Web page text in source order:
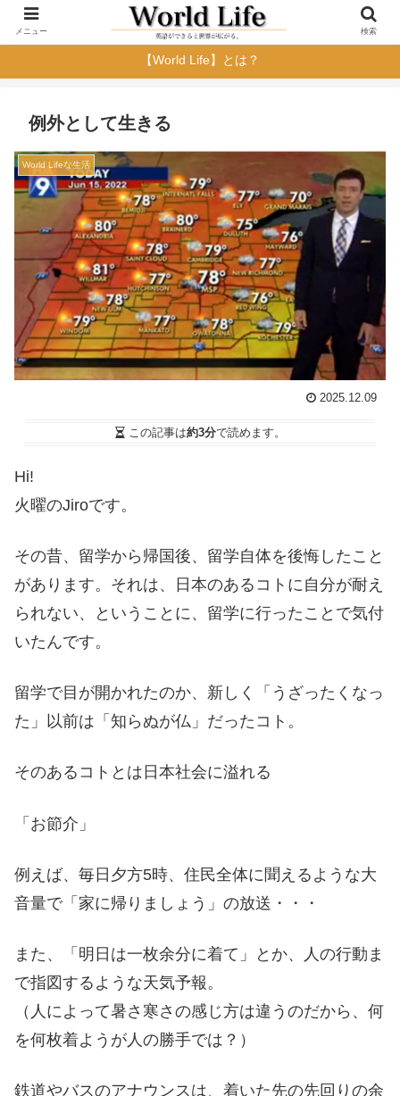
【World Life】とは？
例外として生きる
World Lifeな生活
2025.12.09
この記事は約3分で読めます。
Hi!
火曜のJiroです。
その昔、留学から帰国後、留学自体を後悔したこと
があります。それは、日本のあるコトに自分が耐え
られない、ということに、留学に行ったことで気付
いたんです。
留学で目が開かれたのか、新しく「うざったくなっ
た」以前は「知らぬが仏」だったコト。
そのあるコトとは日本社会に溢れる
「お節介」
例えば、毎日夕方5時、住民全体に聞えるような大
音量で「家に帰りましょう」の放送・・・
また、「明日は一枚余分に着て」とか、人の行動ま
で指図するような天気予報。
（人によって暑さ寒さの感じ方は違うのだから、何
を何枚着ようが人の勝手では？）
鉄道やバスのアナウンスは、着いた先の先回りの余
メニュー 検索